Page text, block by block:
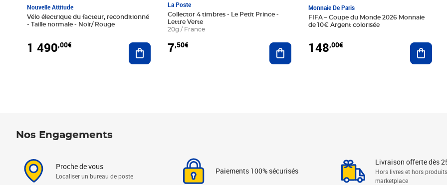
Nouvelle Attitude
Vélo électrique du facteur, reconditionné
- Taille normale - Noir/ Rouge
1 490,00€ Ajouter au panier
La Poste
Collector 4 timbres - Le Petit Prince -
Lettre Verte
20g / France
7,50€ Ajouter au panier
Monnaie De Paris
FIFA – Coupe du Monde 2026 Monnaie
de 10€ Argent colorisée
148,00€
Nos Engagements
Proche de vous
Localiser un bureau de poste
Paiements 100% sécurisés
Livraison offerte dès
Hors livres et hors produits
marketplace